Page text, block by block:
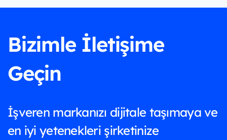
Bizimle İletişime
Geçin
İşveren markanızı dijitale taşımaya ve
en iyi yetenekleri şirketinize